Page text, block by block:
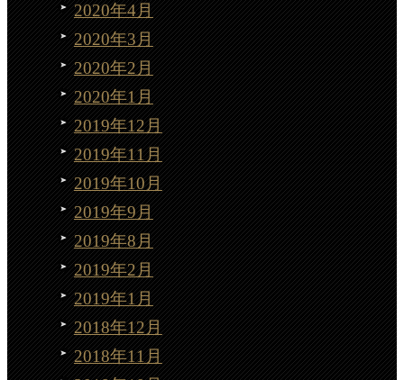
2020年4月
2020年3月
2020年2月
2020年1月
2019年12月
2019年11月
2019年10月
2019年9月
2019年8月
2019年2月
2019年1月
2018年12月
2018年11月